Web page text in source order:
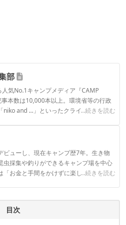
部
気No.1キャンプメディア『CAMP
本数は10,000本以上。環境省等の行政
niko and ...」といったクライアントとの
...続きを読む
プロフィール
ビューし、現在キャンプ歴7年。生き物
虫採集や釣りができるキャンプ場を中心
「お金と手間をかけずに楽しく！」とい
...続きを読む
目次